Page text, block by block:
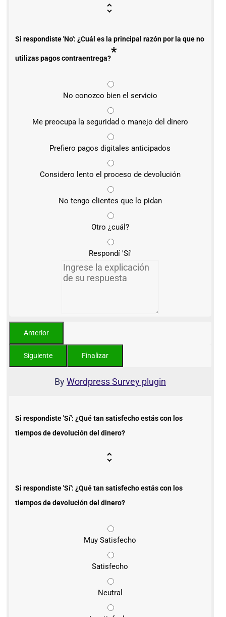
Si respondiste 'No': ¿Cuál es la principal razón por la que no
utilizas pagos contraentrega?*
No conozco bien el servicio
Me preocupa la seguridad o manejo del dinero
Prefiero pagos digitales anticipados
Considero lento el proceso de devolución
No tengo clientes que lo pidan
Otro ¿cuál?
Respondí 'Sí'
ByWordpress Survey plugin
Si respondiste 'Sí': ¿Qué tan satisfecho estás con los
tiempos de devolución del dinero?
Si respondiste 'Sí': ¿Qué tan satisfecho estás con los
tiempos de devolución del dinero?
Muy Satisfecho
Satisfecho
Neutral